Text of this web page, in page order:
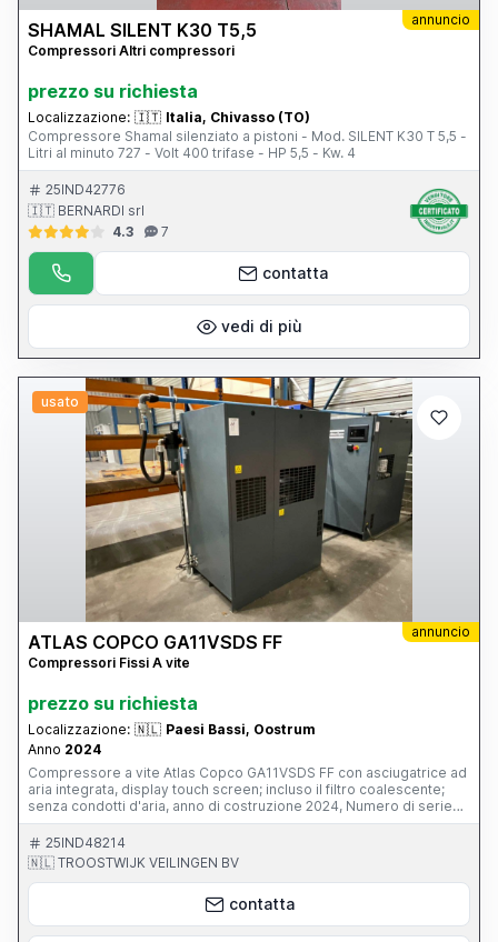
annuncio
SHAMAL SILENT K30 T5,5
Compressori Altri compressori
prezzo su richiesta
Localizzazione: 🇮🇹 Italia, Chivasso (TO)
Compressore Shamal silenziato a pistoni - Mod. SILENT K30 T 5,5 -
Litri al minuto 727 - Volt 400 trifase - HP 5,5 - Kw. 4
25IND42776
🇮🇹 BERNARDI srl
4.3
7
contatta
vedi di più
usato
annuncio
ATLAS COPCO GA11VSDS FF
Compressori Fissi A vite
prezzo su richiesta
Localizzazione: 🇳🇱 Paesi Bassi, Oostrum
Anno 2024
Compressore a vite Atlas Copco GA11VSDS FF con asciugatrice ad
aria integrata, display touch screen; incluso il filtro coalescente;
senza condotti d'aria, anno di costruzione 2024, Numero di serie
ITJ855507, Capacità 10.75bar, Potenza 3kW, Ore di esposizione
3465, Collegamento elettrico 400V, Peso proprio 383kg,,
Dimensione totale L 1100mm, Dimensione totale L 700mm,
Dimensione totale H 1500mm
25IND48214
🇳🇱 TROOSTWIJK VEILINGEN BV
contatta